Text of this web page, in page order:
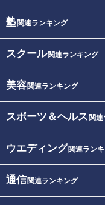
塾関連ランキング
スクール関連ランキング
美容関連ランキング
スポーツ＆ヘルス 関
ウエディング関連ラン
通信関連ランキング